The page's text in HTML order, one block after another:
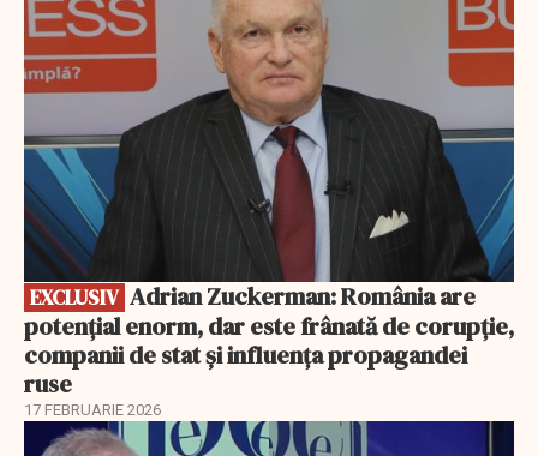
EXCLUSIV
potențial enorm, dar este frânată de corupție,
companii de stat și influența propagandei
ruse
17 FEBRUARIE 2026
EXCLUSIV